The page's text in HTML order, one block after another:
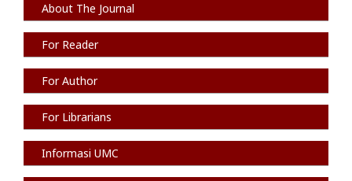
About The Journal
For Reader
For Author
For Librarians
Informasi UMC